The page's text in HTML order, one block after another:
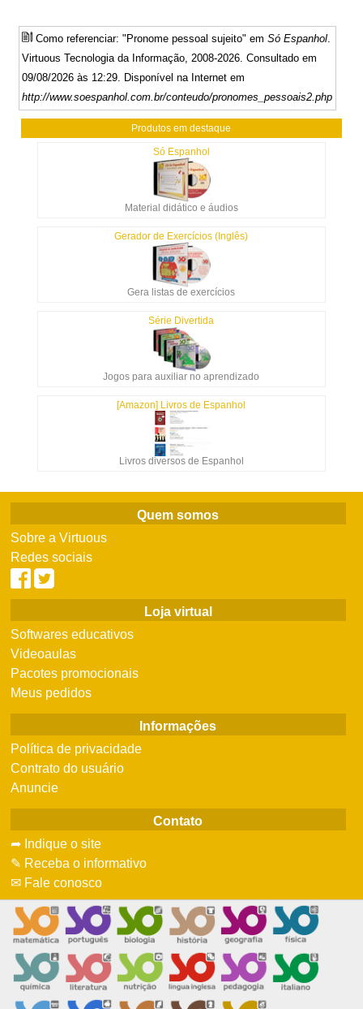
Como referenciar: "Pronome pessoal sujeito" emSó Espanhol.
Virtuous Tecnologia da Informação, 2008-2026. Consultado em
09/08/2026 às 12:29. Disponível na Internet em
http://www.soespanhol.com.br/conteudo/pronomes_pessoais2.php
Produtos em destaque
Só Espanhol
Material didático e áudios
Gerador de Exercícios (Inglês)
Gera listas de exercícios
Série Divertida
Jogos para auxiliar no aprendizado
[Amazon] Livros de Espanhol
Livros diversos de Espanhol
Quem somos
Sobre a Virtuous
Redes sociais
Loja virtual
Softwares educativos
Videoaulas
Pacotes promocionais
Meus pedidos
Informações
Política de privacidade
Contrato do usuário
Anuncie
Contato
➦ Indique o site
✎ Receba o informativo
✉ Fale conosco